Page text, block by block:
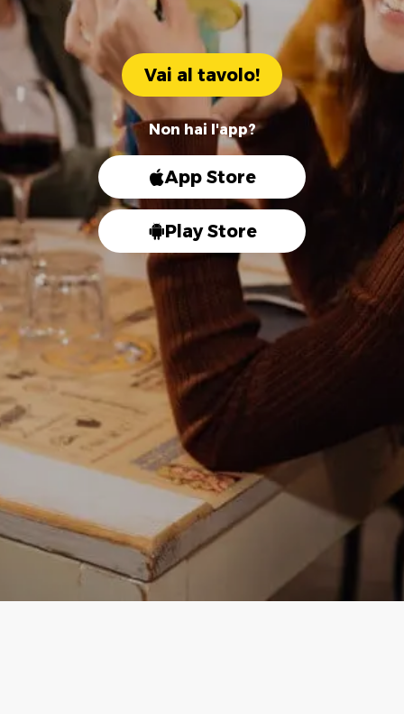
Vai al tavolo!
Non hai l'app?
App Store
Play Store